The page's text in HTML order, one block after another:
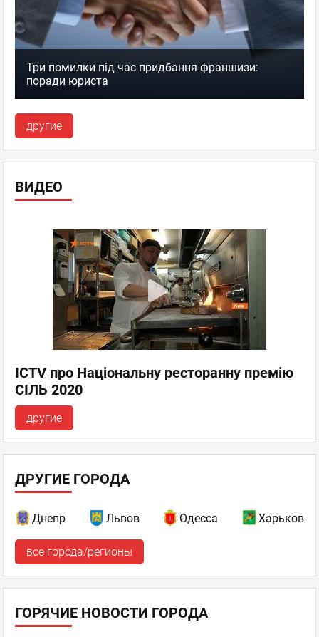
Три помилки під час придбання франшизи:
поради юриста
другие
ВИДЕО
ICTV про Національну ресторанну премію
СІЛЬ 2020
другие
ДРУГИЕ ГОРОДА
Днепр Львов Одесса Харьков
все города/регионы
ГОРЯЧИЕ НОВОСТИ ГОРОДА